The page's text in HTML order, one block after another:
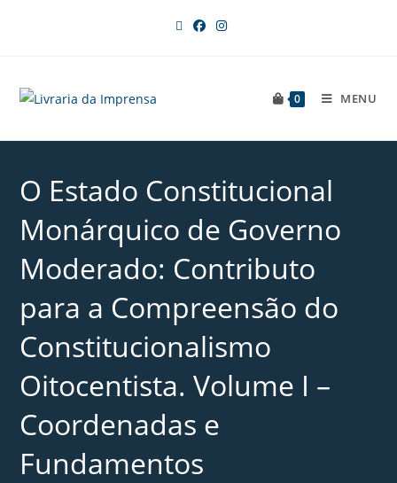
0 MENU
O Estado Constitucional
Monárquico de Governo
Moderado: Contributo
para a Compreensão do
Constitucionalismo
Oitocentista. Volume I –
Coordenadas e
Fundamentos